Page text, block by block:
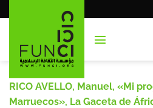
al
RICO AVELLO, Manuel, «Mi
Marruecos», La Gaceta de